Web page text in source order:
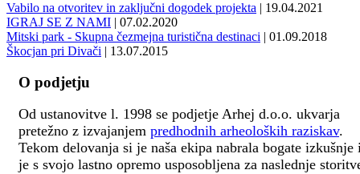
Vabilo na otvoritev in zaključni dogodek projekta | 19.04.2021
IGRAJ SE Z NAMI | 07.02.2020
Mitski park - Skupna čezmejna turistična destinaci | 01.09.2018
Škocjan pri Divači | 13.07.2015
O podjetju
Od ustanovitve l. 1998 se podjetje Arhej d.o.o. ukvarja
pretežno z izvajanjem predhodnih arheoloških raziskav.
Tekom delovanja si je naša ekipa nabrala bogate izkušnje
je s svojo lastno opremo usposobljena za naslednje